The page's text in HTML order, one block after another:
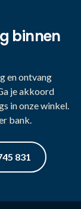
binnen
en ontvang
je akkoord
in onze winkel.
bank.
831